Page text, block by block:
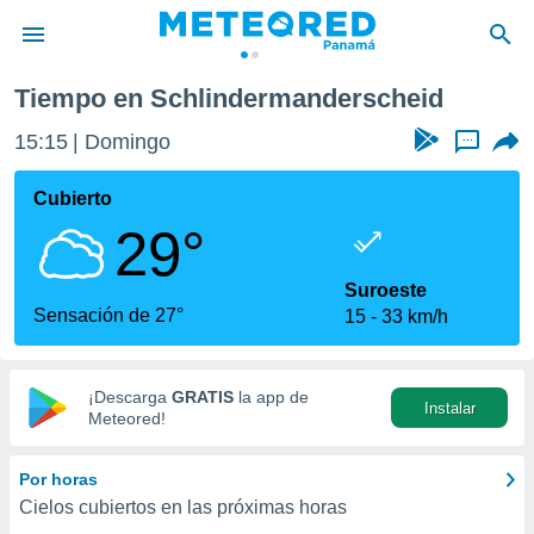
de
ha
que se
calidad.
a este
las
y
digital
basada
Tiempo en Schlindermanderscheid
15:15 Domingo ...
Cubierto
29°
Sensación de 27°
Suroeste
15
33 km/h
¡Descarga GRATIS la app de
Meteored!
Instalar
Por horas
Cielos cubiertos en las próximas horas